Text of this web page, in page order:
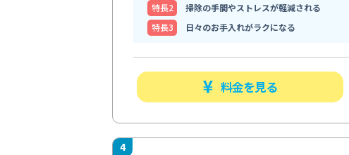
特⻑2
掃除の手間やストレスが軽減される
特⻑3
日々のお手入れがラクになる
料金を見る
4